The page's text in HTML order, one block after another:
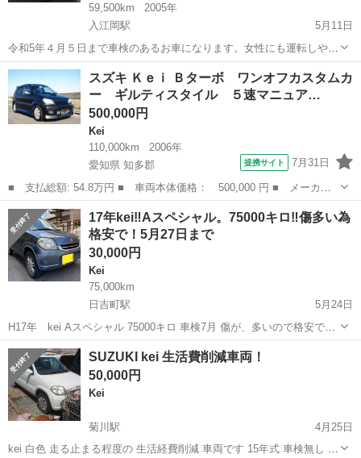
59,500km
2005年
入江岡駅
5月11日
令和5年４月５日まで車検のあるお車になります。女性にも運転しやす
いATのkeiです。ノンターボなので燃費も良いです。年式の割には走行
距離が少ないです。エアコン、パワーウィンドウ、電動格納ミラー等
の不具合はございません。試乗等...
静岡 静岡市 入江岡駅 令和5年
スズキ Ｋｅｉ Ｂターボ ワンオフカスタムカ
ー ギルティスタイル ５速マニュア…
500,000円
Kei
110,000km
2006年
愛知県 知多郡
提携サイト 7月31日
■ 支払総額: 54.8万円 ■ 車両本体価格： 500,000 円 ■ メーカー
名： スズキ ■ 車種名： Ｋｅｉ ■ グレード名： Ｂターボ ワ
ンオフカスタムカー ギルティスタイル ５速マニュアル ４ＷＤタ
ーボ インス...
愛知 知多郡
17年kei‼️Aスペシャル。75000キロ‼️傷多い為
格安で！5月27日まで
30,000円
Kei
75,000km
日吉町駅
5月24日
H17年 kei Aスペシャル 75000キロ 車検7月 傷が、多いので格安で。
車検2年希望の方は別途62000円 ※ロアームブーツ等交換部品込み そ
のままの方は名義変更してからのお渡し 静岡県中部の方は名義...
静岡 静岡市 Kei 格安
SUZUKI kei 生活費削減車両！
50,000円
Kei
菊川駅
4月25日
kei 白色 走る止まる程度の 生活経費削減 車両です 15年式 車検無し AT